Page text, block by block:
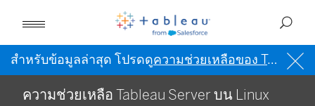
สำหรับข้อมูลล่าสุด โปรดดูความช่วยเหลือของ Tableau เป็นภาษาอังกฤษ (สหรัฐอเมริกา)
ความช่วยเหลือ Tableau Server บน Linux